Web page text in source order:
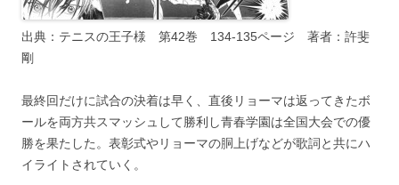
出典：テニスの王子様 第42巻 134-135ページ 著者：許斐
剛
最終回だけに試合の決着は早く、直後リョーマは返ってきたボ
ールを両方共スマッシュして勝利し青春学園は全国大会での優
勝を果たした。表彰式やリョーマの胴上げなどが歌詞と共にハ
イライトされていく。